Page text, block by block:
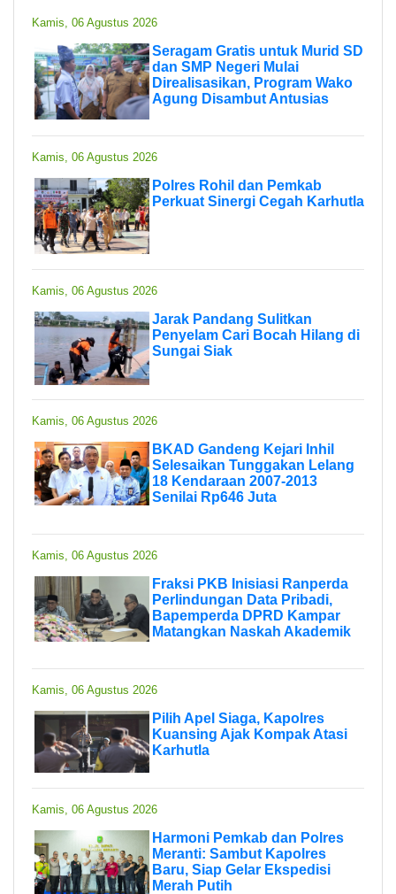
Kamis, 06 Agustus 2026
Seragam Gratis untuk Murid SD
dan SMP Negeri Mulai
Direalisasikan, Program Wako
Agung Disambut Antusias
Kamis, 06 Agustus 2026
Polres Rohil dan Pemkab
Perkuat Sinergi Cegah Karhutla
Kamis, 06 Agustus 2026
Jarak Pandang Sulitkan
Penyelam Cari Bocah Hilang di
Sungai Siak
Kamis, 06 Agustus 2026
BKAD Gandeng Kejari Inhil
Selesaikan Tunggakan Lelang
18 Kendaraan 2007-2013
Senilai Rp646 Juta
Kamis, 06 Agustus 2026
Fraksi PKB Inisiasi Ranperda
Perlindungan Data Pribadi,
Bapemperda DPRD Kampar
Matangkan Naskah Akademik
Kamis, 06 Agustus 2026
Pilih Apel Siaga, Kapolres
Kuansing Ajak Kompak Atasi
Karhutla
Kamis, 06 Agustus 2026
Harmoni Pemkab dan Polres
Meranti: Sambut Kapolres
Baru, Siap Gelar Ekspedisi
Merah Putih